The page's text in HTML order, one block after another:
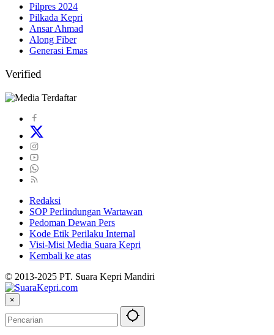
Pilpres 2024
Pilkada Kepri
Ansar Ahmad
Along Fiber
Generasi Emas
Verified
Redaksi
SOP Perlindungan Wartawan
Pedoman Dewan Pers
Kode Etik Perilaku Internal
Visi-Misi Media Suara Kepri
Kembali ke atas
© 2013-2025 PT. Suara Kepri Mandiri
×